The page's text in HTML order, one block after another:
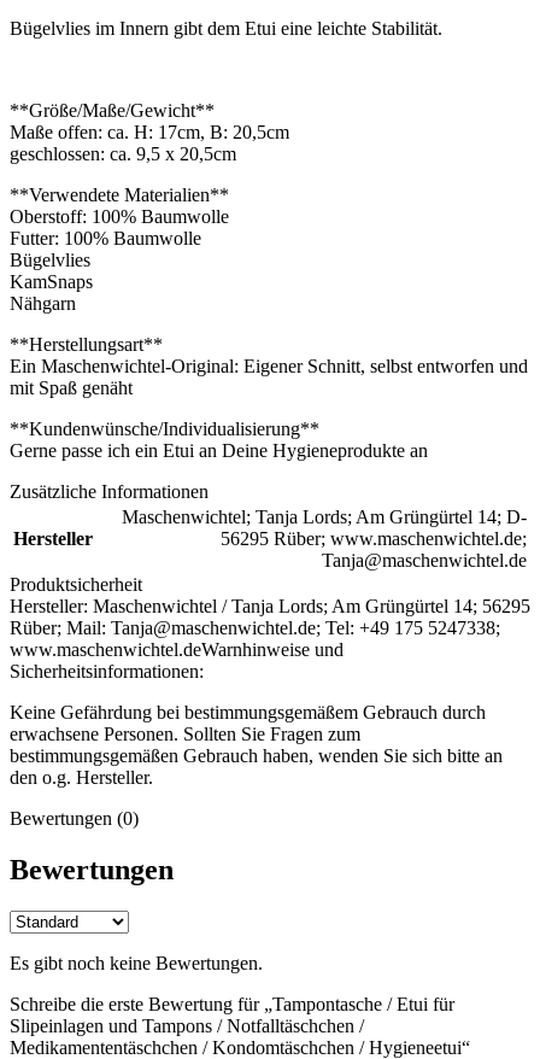
Bügelvlies im Innern gibt dem Etui eine leichte Stabilität.
**Größe/Maße/Gewicht**
Maße offen: ca. H: 17cm, B: 20,5cm
geschlossen: ca. 9,5 x 20,5cm
**Verwendete Materialien**
Oberstoff: 100% Baumwolle
Futter: 100% Baumwolle
Bügelvlies
KamSnaps
Nähgarn
**Herstellungsart**
Ein Maschenwichtel-Original: Eigener Schnitt, selbst entworfen und
mit Spaß genäht
**Kundenwünsche/Individualisierung**
Gerne passe ich ein Etui an Deine Hygieneprodukte an
Zusätzliche Informationen
Hersteller
Maschenwichtel; Tanja Lords; Am Grüngürtel 14; D-
56295 Rüber; www.maschenwichtel.de;
Tanja@maschenwichtel.de
Produktsicherheit
Hersteller: Maschenwichtel / Tanja Lords; Am Grüngürtel 14; 56295
Rüber; Mail: Tanja@maschenwichtel.de; Tel: +49 175 5247338;
www.maschenwichtel.deWarnhinweise und
Sicherheitsinformationen:
Keine Gefährdung bei bestimmungsgemäßem Gebrauch durch
erwachsene Personen. Sollten Sie Fragen zum
bestimmungsgemäßen Gebrauch haben, wenden Sie sich bitte an
den o.g. Hersteller.
Bewertungen (0)
Bewertungen
Es gibt noch keine Bewertungen.
Schreibe die erste Bewertung für „Tampontasche / Etui für
Slipeinlagen und Tampons / Notfalltäschchen /
Medikamententäschchen / Kondomtäschchen / Hygieneetui“